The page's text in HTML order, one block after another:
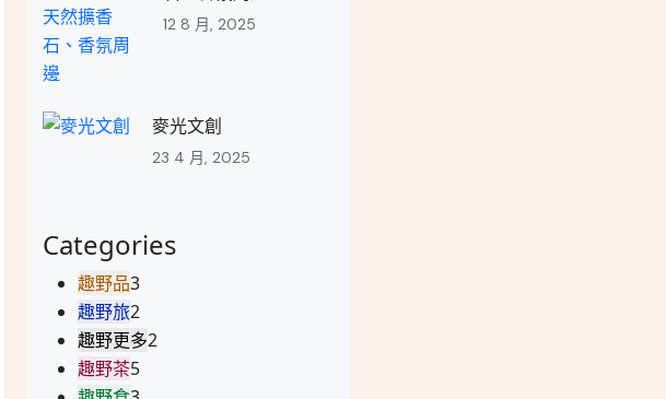
12 8 月, 2025
麥光文創
23 4 月, 2025
Categories
趣野品3
趣野旅2
趣野更多2
趣野茶5